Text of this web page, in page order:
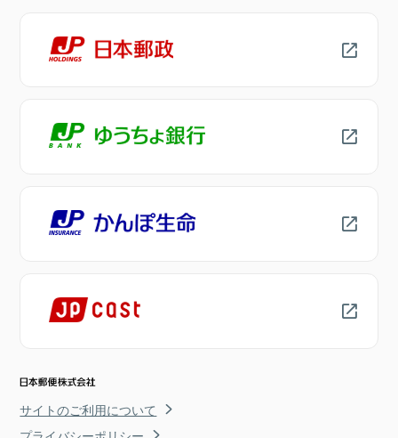
サイトのご利用について